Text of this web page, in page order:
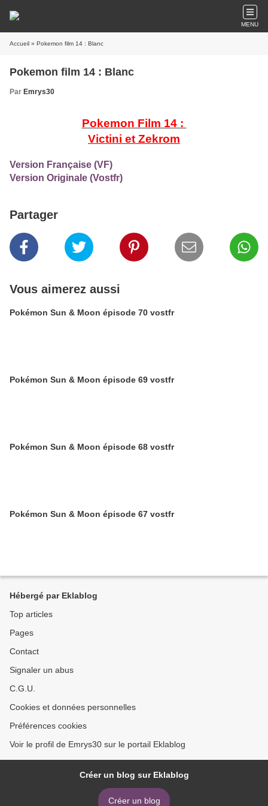
MENU
Accueil » Pokemon film 14 : Blanc
Pokemon film 14 : Blanc
Par Emrys30
Pokemon Film 14 :
Victini et Zekrom
Version Française (VF)
Version Originale (Vostfr)
Partager
Vous aimerez aussi
Pokémon Sun & Moon épisode 70 vostfr
Pokémon Sun & Moon épisode 69 vostfr
Pokémon Sun & Moon épisode 68 vostfr
Pokémon Sun & Moon épisode 67 vostfr
Hébergé par Eklablog
Top articles
Pages
Contact
Signaler un abus
C.G.U.
Cookies et données personnelles
Préférences cookies
Voir le profil de Emrys30 sur le portail Eklablog
Créer un blog sur Eklablog
Créer un blog